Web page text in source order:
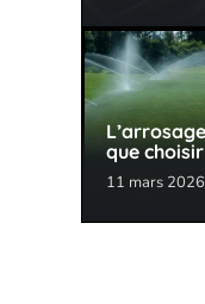
que
11 mars 2026